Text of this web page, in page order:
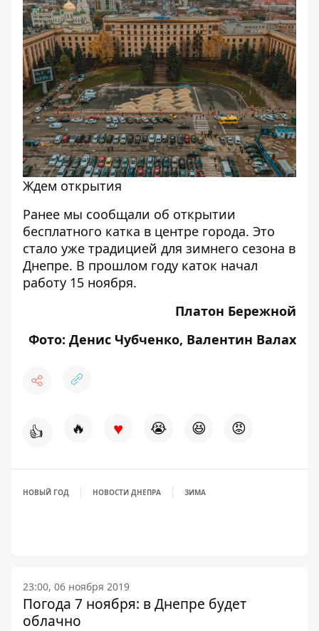
Ждем открытия
Ранее мы сообщали об открытии
бесплатного катка в центре города. Это
стало уже традицией для зимнего сезона в
Днепре. В прошлом году каток начал
работу 15 ноября.
Платон Бережной
Фото: Денис Чубченко, Валентин Валах
👍 🔥 ♥ 😭 😆 😡
НОВЫЙ ГОД НОВОСТИ ДНЕПРА ЗИМА
23:00, 06 ноября 2019
Погода 7 ноября: в Днепре будет
облачно